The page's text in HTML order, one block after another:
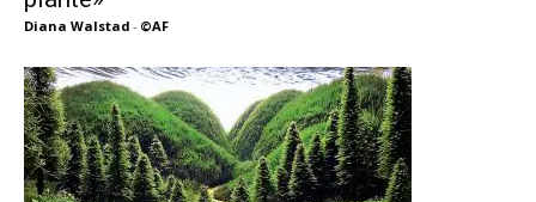
Diana Walstad - ©AF